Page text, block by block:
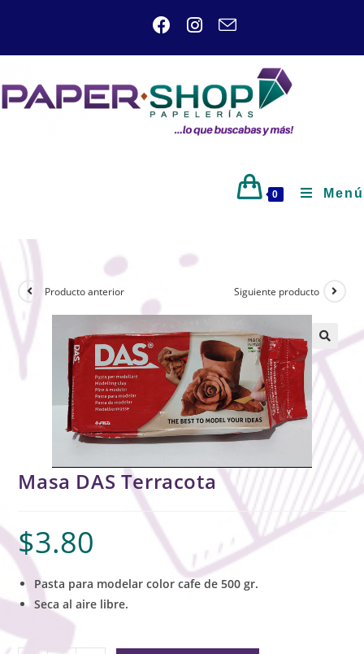
0 Menú
Producto anterior Siguiente producto
🔍
Masa DAS Terracota
$3.80
Pasta para modelar color cafe de 500 gr.
Seca al aire libre.